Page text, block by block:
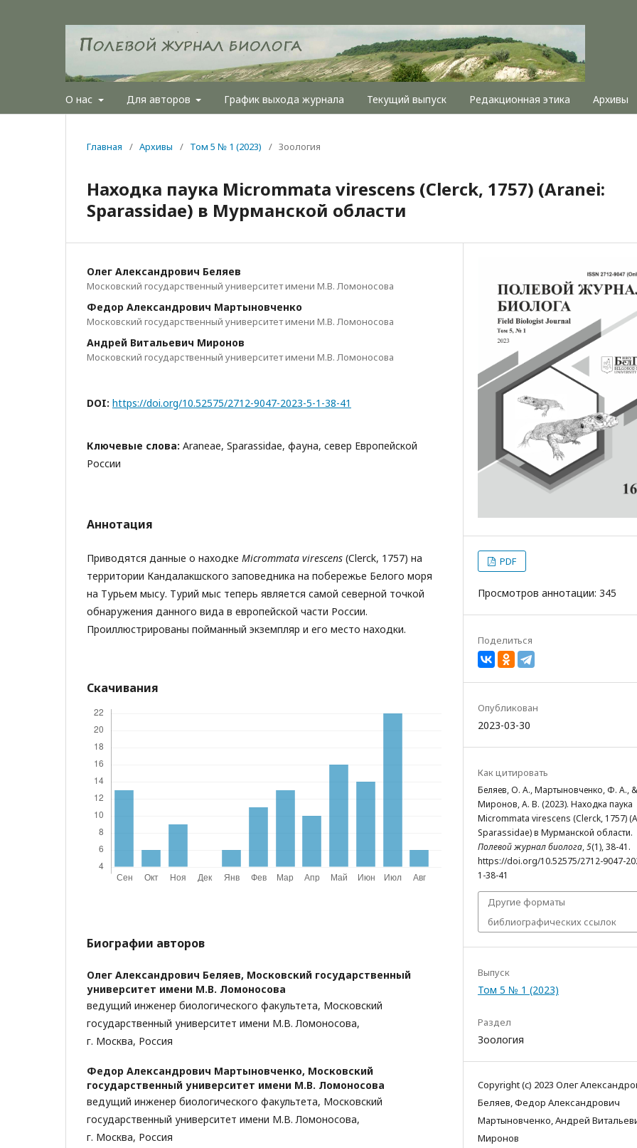
О нас Для авторов График выхода журнала Текущий выпуск Редакционная этика Архивы
Главная / Архивы / Том 5 № 1 (2023) / Зоология
Находка паука Micrommata virescens (Clerck, 1757) (Aranei:
Sparassidae) в Мурманской области
Олег Александрович Беляев
Московский государственный университет имени М.В. Ломоносова
Федор Александрович Мартыновченко
Московский государственный университет имени М.В. Ломоносова
Андрей Витальевич Миронов
Московский государственный университет имени М.В. Ломоносова
DOI: https://doi.org/10.52575/2712-9047-2023-5-1-38-41
Ключевые слова: Araneae, Sparassidae, фауна, север Европейской
России
Аннотация
Приводятся данные о находке Micrommata virescens (Clerck, 1757) на
территории Кандалакшского заповедника на побережье Белого моря
на Турьем мысу. Турий мыс теперь является самой северной точкой
обнаружения данного вида в европейской части России.
Проиллюстрированы пойманный экземпляр и его место находки.
Скачивания
Биографии авторов
Олег Александрович Беляев, Московский государственный
университет имени М.В. Ломоносова
ведущий инженер биологического факультета, Московский
государственный университет имени М.В. Ломоносова,
г. Москва, Россия
Федор Александрович Мартыновченко, Московский
государственный университет имени М.В. Ломоносова
ведущий инженер биологического факультета, Московский
государственный университет имени М.В. Ломоносова,
г. Москва, Россия
PDF
Просмотров аннотации: 345
Поделиться
Опубликован
2023-03-30
Как цитировать
Беляев, О. А., Мартыновченко, Ф. А., &
Миронов, А. В. (2023). Находка паука
Micrommata virescens (Clerck, 1757)
Sparassidae) в Мурманской области.
Полевой журнал биолога,5(1), 38-41.
https://doi.org/10.52575/2712-9047-
1-38-41
Другие форматы
библиографических ссылок
Выпуск
Том 5 № 1 (2023)
Раздел
Зоология
Copyright (c) 2023 Олег
Беляев, Федор Александрович
Мартыновченко, Андрей
Миронов